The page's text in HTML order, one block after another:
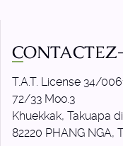
T.A.T. License 34/
72/33 Moo.3
Khuekkak, Takuapa
82220 PHANG NGA,